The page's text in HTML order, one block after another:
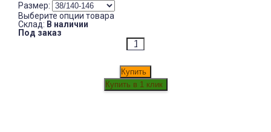
Размер:
Выберите опции товара
Склад: В наличии
Под заказ
Купить